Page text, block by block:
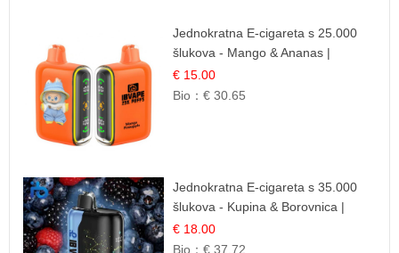
Jednokratna E-cigareta s 25.000
šlukova - Mango & Ananas |
Egzotična Voćna Mješavina
€ 15.00
Bio：€ 30.65
Jednokratna E-cigareta s 35.000
šlukova - Kupina & Borovnica |
Intenzivna Mješavina Šumskog
Voća
€ 18.00
Bio：€ 37.72